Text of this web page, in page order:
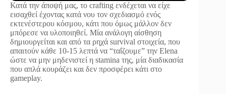
Κατά την άποψή μας, το crafting ενδέχεται να είχε
εισαχθεί έχοντας κατά νου τον σχεδιασμό ενός
εκτενέστερου κόσμου, κάτι που όμως μάλλον δεν
μπόρεσε να υλοποιηθεί. Μία ανάλογη αίσθηση
δημιουργείται και από τα ρηχά survival στοιχεία, που
απαιτούν κάθε 10-15 λεπτά να “ταΐζουμε” την Elena
ώστε να μην μηδενιστεί η stamina της, μία διαδικασία
που απλά κουράζει και δεν προσφέρει κάτι στο
gameplay.